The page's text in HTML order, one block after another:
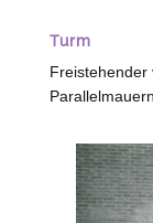
Turm
Freistehender